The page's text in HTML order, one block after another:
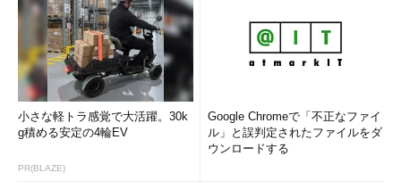
小さな軽トラ感覚で大活躍。30k
g積める安定の4輪EV
PR(BLAZE)
Google Chromeで「不正なファイ
ル」と誤判定されたファイルをダ
ウンロードする